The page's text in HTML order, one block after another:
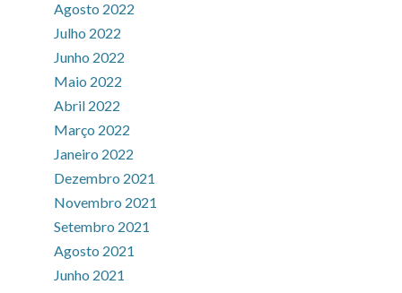
Agosto 2022
Julho 2022
Junho 2022
Maio 2022
Abril 2022
Março 2022
Janeiro 2022
Dezembro 2021
Novembro 2021
Setembro 2021
Agosto 2021
Junho 2021